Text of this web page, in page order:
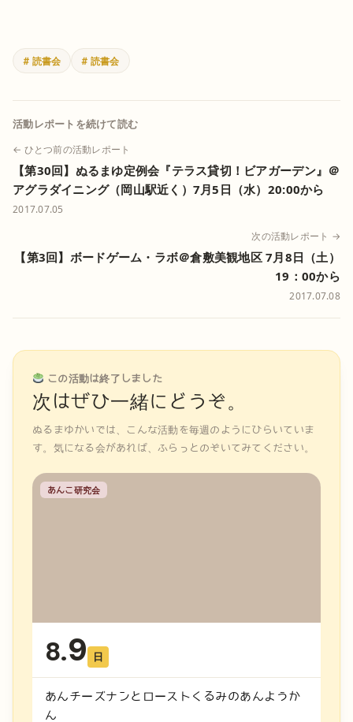
# 読書会 # 読書会
活動レポートを続けて読む
← ひとつ前の活動レポート
【第30回】ぬるまゆ定例会『テラス貸切！ビアガーデン』＠
アグラダイニング（岡山駅近く）7月5日（水）20:00から
2017.07.05
次の活動レポート →
【第3回】ボードゲーム・ラボ＠倉敷美観地区 7月8日（土）
19：00から
2017.07.08
この活動は終了しました
次はぜひ一緒にどうぞ。
ぬるまゆかいでは、こんな活動を毎週のようにひらいていま
す。気になる会があれば、ふらっとのぞいてみてください。
あんこ研究会
8.9 日
あんチーズナンとローストくるみのあんようか
ん